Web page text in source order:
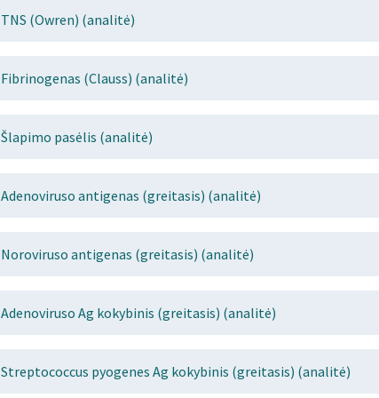
TNS (Owren) (analitė)
Fibrinogenas (Clauss) (analitė)
Šlapimo pasėlis (analitė)
Adenoviruso antigenas (greitasis) (analitė)
Noroviruso antigenas (greitasis) (analitė)
Adenoviruso Ag kokybinis (greitasis) (analitė)
Streptococcus pyogenes Ag kokybinis (greitasis) (analitė)